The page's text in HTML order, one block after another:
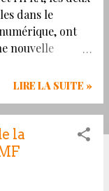
dans le
ont
nouvelle
dans plus de
de
et de
LIRE LA SUITE »
la